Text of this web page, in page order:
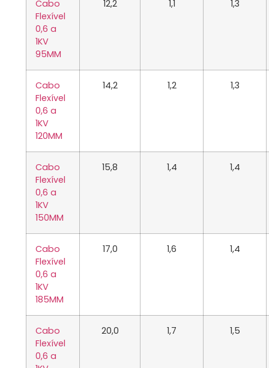
Cabo
Flexível
0,6 a
1KV
95MM
12,2 1,1 1,3
Cabo
Flexível
0,6 a
1KV
120MM
14,2 1,2 1,3
Cabo
Flexível
0,6 a
1KV
150MM
15,8 1,4 1,4
Cabo
Flexível
0,6 a
1KV
185MM
17,0 1,6 1,4
Cabo
Flexível
0,6 a
20,0 1,7 1,5